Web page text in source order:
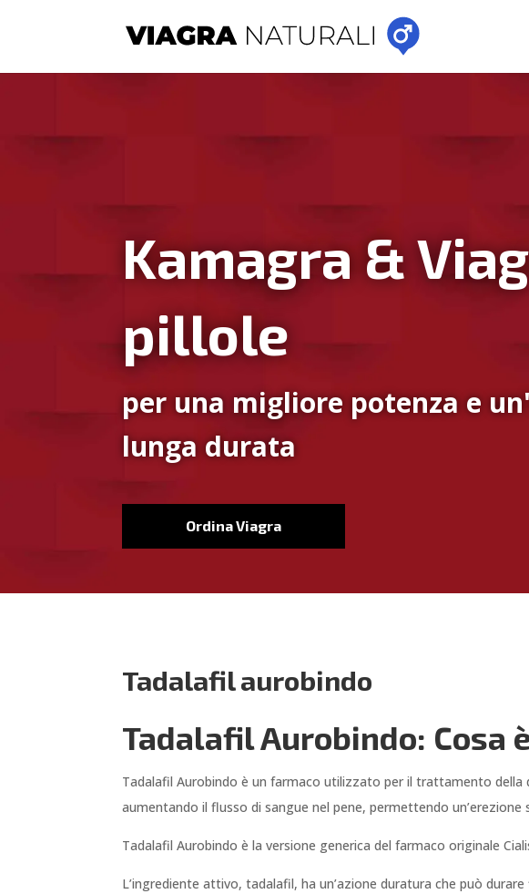
Kamagra &
pillole
per una migliore potenza e
lunga durata
Ordina Viagra
Tadalafil aurobindo
Tadalafil Aurobindo: Cosa
Tadalafil Aurobindo è un farmaco utilizzato per il trattamento della
aumentando il flusso di sangue nel pene, permettendo
Tadalafil Aurobindo è la versione generica del farmaco originale
L’ingrediente attivo, tadalafil, ha un’azione duratura che può